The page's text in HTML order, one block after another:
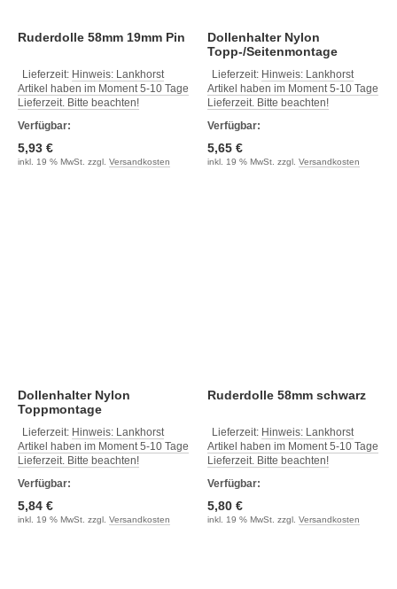
Ruderdolle 58mm 19mm Pin
Lieferzeit: Hinweis: Lankhorst
Artikel haben im Moment 5-10 Tage
Lieferzeit. Bitte beachten!
Verfügbar:
5,93 €
inkl. 19 % MwSt. zzgl. Versandkosten
Dollenhalter Nylon
Topp-/Seitenmontage
Lieferzeit: Hinweis: Lankhorst
Artikel haben im Moment 5-10 Tage
Lieferzeit. Bitte beachten!
Verfügbar:
5,65 €
inkl. 19 % MwSt. zzgl. Versandkosten
Dollenhalter Nylon
Toppmontage
Lieferzeit: Hinweis: Lankhorst
Artikel haben im Moment 5-10 Tage
Lieferzeit. Bitte beachten!
Verfügbar:
5,84 €
inkl. 19 % MwSt. zzgl. Versandkosten
Ruderdolle 58mm schwarz
Lieferzeit: Hinweis: Lankhorst
Artikel haben im Moment 5-10 Tage
Lieferzeit. Bitte beachten!
Verfügbar:
5,80 €
inkl. 19 % MwSt. zzgl. Versandkosten